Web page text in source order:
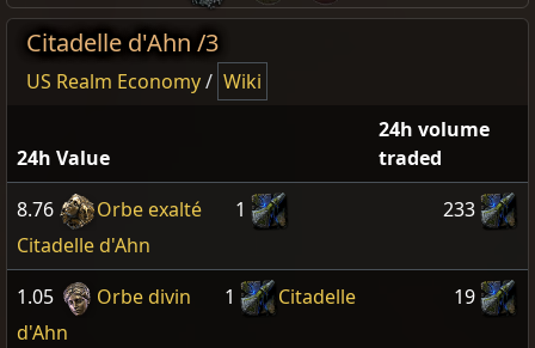
Citadelle d'Ahn /3
US Realm Economy/ Wiki
24h Value
24h volume
traded
8.76
Orbe exalté
1
Citadelle d'Ahn
233
1.05 Orbe divin 1
Citadelle
d'Ahn
19